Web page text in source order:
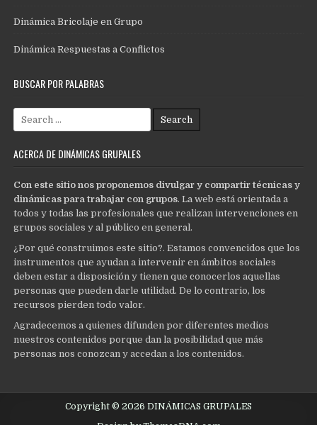
Dinámica Bricolaje en Grupo
Dinámica Respuestas a Conflictos
BUSCAR POR PALABRAS
for:
ACERCA DE DINÁMICAS GRUPALES
Con este sitio nos proponemos divulgar y compartir técnicas y
dinámicas para trabajar con grupos. La web está orientada a
todos y todas las profesionales que realizan intervenciones en
grupos sociales y al público en general.
¿Por qué construimos este sitio?. Estamos convencidos que los
instrumentos que ayudan a intervenir en ámbitos sociales
deben estar a disposición y tienen que conocerlos aquellas
personas que pueden darle utilidad. De lo contrario, los
recursos pierden todo valor.
Agradecemos a quienes difunden por diferentes medios
nuestros contenidos porque dan la posibilidad que más
personas nos conozcan y accedan a los contenidos.
Copyright © 2026 DINÁMICAS GRUPALES